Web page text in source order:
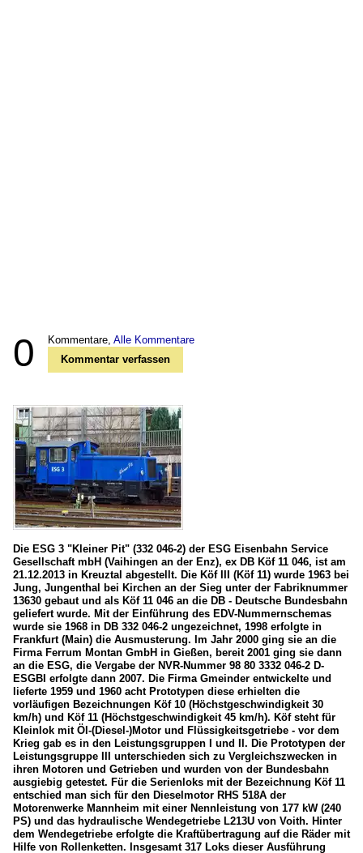
0 Kommentare, Alle Kommentare
Kommentar verfassen
Die ESG 3 "Kleiner Pit" (332 046-2) der ESG Eisenbahn Service
Gesellschaft mbH (Vaihingen an der Enz), ex DB Köf 11 046, ist am
21.12.2013 in Kreuztal abgestellt. Die Köf III (Köf 11) wurde 1963 bei
Jung, Jungenthal bei Kirchen an der Sieg unter der Fabriknummer
13630 gebaut und als Köf 11 046 an die DB - Deutsche Bundesbahn
geliefert wurde. Mit der Einführung des EDV-Nummernschemas
wurde sie 1968 in DB 332 046-2 ungezeichnet, 1998 erfolgte in
Frankfurt (Main) die Ausmusterung. Im Jahr 2000 ging sie an die
Firma Ferrum Montan GmbH in Gießen, bereit 2001 ging sie dann
an die ESG, die Vergabe der NVR-Nummer 98 80 3332 046-2 D-
ESGBI erfolgte dann 2007. Die Firma Gmeinder entwickelte und
lieferte 1959 und 1960 acht Prototypen diese erhielten die
vorläufigen Bezeichnungen Köf 10 (Höchstgeschwindigkeit 30
km/h) und Köf 11 (Höchstgeschwindigkeit 45 km/h). Köf steht für
Kleinlok mit Öl-(Diesel-)Motor und Flüssigkeitsgetriebe - vor dem
Krieg gab es in den Leistungsgruppen I und II. Die Prototypen der
Leistungsgruppe III unterschieden sich zu Vergleichszwecken in
ihren Motoren und Getrieben und wurden von der Bundesbahn
ausgiebig getestet. Für die Serienloks mit der Bezeichnung Köf 11
entschied man sich für den Dieselmotor RHS 518A der
Motorenwerke Mannheim mit einer Nennleistung von 177 kW (240
PS) und das hydraulische Wendegetriebe L213U von Voith. Hinter
dem Wendegetriebe erfolgte die Kraftübertragung auf die Räder mit
Hilfe von Rollenketten. Insgesamt 317 Loks dieser Ausführung